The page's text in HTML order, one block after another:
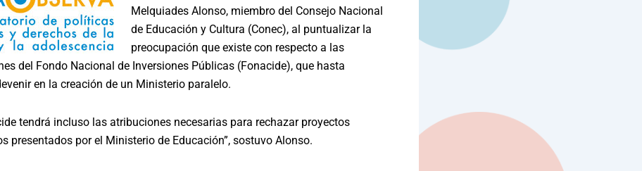
Melquiades Alonso, miembro del Consejo Nacional
de Educación y Cultura (Conec), al puntualizar la
preocupación que existe con respecto a las
del Fondo Nacional de Inversiones Públicas (Fonacide), que hasta
en la creación de un Ministerio paralelo.
tendrá incluso las atribuciones necesarias para rechazar proyectos
presentados por el Ministerio de Educación”, sostuvo Alonso.